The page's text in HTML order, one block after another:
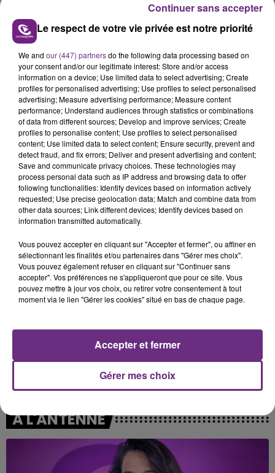
rémois. Le magasin JouéClub est contraint de
fermer ses portes.
TITRES DIFFUSÉS
8h47
8h47
BENSON BOONE
The Time Of My Life
8h44
8h44
DJ SNAKE FEAT. JUSTIN BIEBER
Let Me Love You
8h40
8h40 8h37
8h37
A L'ANTENNE
Le respect de votre vie privée est notre priorité
We and our (447) partnersdo the following data processing based on
your consent and/or our legitimate interest: Store and/or access
information on a device; Use limited data to select advertising; Create
profiles for personalised advertising; Use profiles to select personalised
advertising; Measure advertising performance; Measure content
performance; Understand audiences through statistics or combinations
of data from different sources; Develop and improve services; Create
profiles to personalise content; Use profiles to select personalised
content; Use limited data to select content; Ensure security, prevent and
detect fraud, and fix errors; Deliver and present advertising and content;
Save and communicate privacy choices. These technologies may
process personal data such as IP address and browsing data to offer
following functionalities: Identify devices based on information actively
requested; Use precise geolocation data; Match and combine data from
other data sources; Link different devices; Identify devices based on
information transmitted automatically.
Vous pouvez accepter en cliquant sur "Accepter et fermer", ou affiner en
sélectionnant les finalités et/ou partenaires dans "Gérer mes choix".
Vous pouvez également refuser en cliquant sur "Continuer sans
accepter". Vos préférences ne s'appliqueront que pour ce site. Vous
pouvez mettre à jour vos choix, ou retirer votre consentement à tout
moment via le lien "Gérer les cookies" situé en bas de chaque page.
Gérer mes choix
Accepter et fermer
Continuer sans accepter